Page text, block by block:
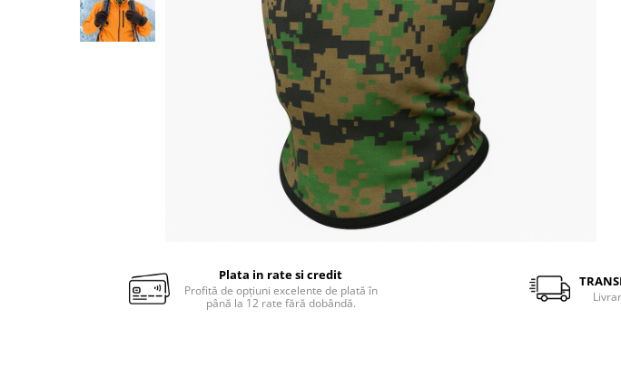
Plata in rate si credit
Profită de opțiuni excelente de plată în
până la 12 rate fără dobândă.